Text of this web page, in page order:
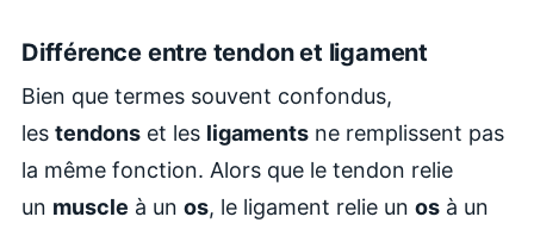
Différence entre tendon et ligament
Bien que termes souvent confondus,
les tendons et les ligaments ne remplissent pas
la même fonction. Alors que le tendon relie
un muscle à un os, le ligament relie un os à un